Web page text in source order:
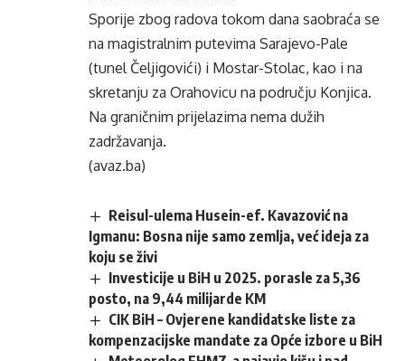
Sporije zbog radova tokom dana saobraća se
na magistralnim putevima Sarajevo-Pale
(tunel Čeljigovići) i Mostar-Stolac, kao i na
skretanju za Orahovicu na području Konjica.
Na graničnim prijelazima nema dužih
zadržavanja.
(avaz.ba)
Reisul-ulema Husein-ef. Kavazović na
Igmanu: Bosna nije samo zemlja, već ideja za
koju se živi
Investicije u BiH u 2025. porasle za 5,36
posto, na 9,44 milijarde KM
CIK BiH – Ovjerene kandidatske liste za
kompenzacijske mandate za Opće izbore u BiH